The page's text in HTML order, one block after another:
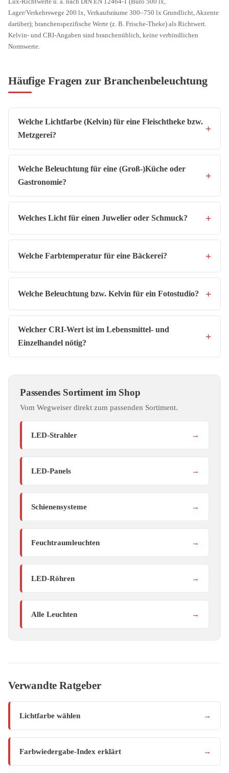
Lager/Verkehrswege 200 lx, Verkaufsräume 300–750 lx Grundlicht, Akzente
darüber); branchenspezifische Werte (z. B. Frische-Theke) als Richtwert.
Kelvin- und CRI-Angaben sind branchenüblich, keine verbindlichen
Normwerte.
Häufige Fragen zur Branchenbeleuchtung
Welche Lichtfarbe (Kelvin) für eine Fleischtheke bzw.
Metzgerei?
Welche Beleuchtung für eine (Groß-)Küche oder
Gastronomie?
Welches Licht für einen Juwelier oder Schmuck?
Welche Farbtemperatur für eine Bäckerei?
Welche Beleuchtung bzw. Kelvin für ein Fotostudio?
Welcher CRI-Wert ist im Lebensmittel- und
Einzelhandel nötig?
Passendes Sortiment im Shop
Vom Wegweiser direkt zum passenden Sortiment.
LED-Strahler →
LED-Panels →
Schienensysteme →
Feuchtraumleuchten →
LED-Röhren →
Alle Leuchten →
Verwandte Ratgeber
Lichtfarbe wählen →
Farbwiedergabe-Index erklärt →